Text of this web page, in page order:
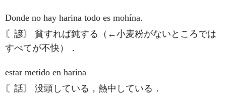
Donde no hay harina todo es mohína.
〘諺〙 貧すれば鈍する（←小麦粉がないところでは
すべてが不快）．
estar metido en harina
〘話〙 没頭している，熱中している．